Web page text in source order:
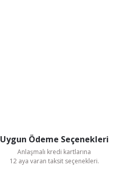
Uygun Ödeme Seçenekleri
Anlaşmalı kredi kartlarına
12 aya varan taksit seçenekleri.